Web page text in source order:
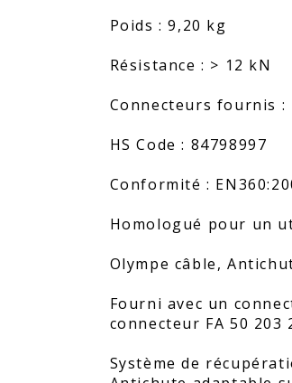
Poids : 9,20 kg
Résistance : > 12 kN
Connecteurs fournis :
HS Code : 84798997
Conformité :
Homologué pour un
Olympe câble,
Fourni avec un
connecteur FA 50
Système de